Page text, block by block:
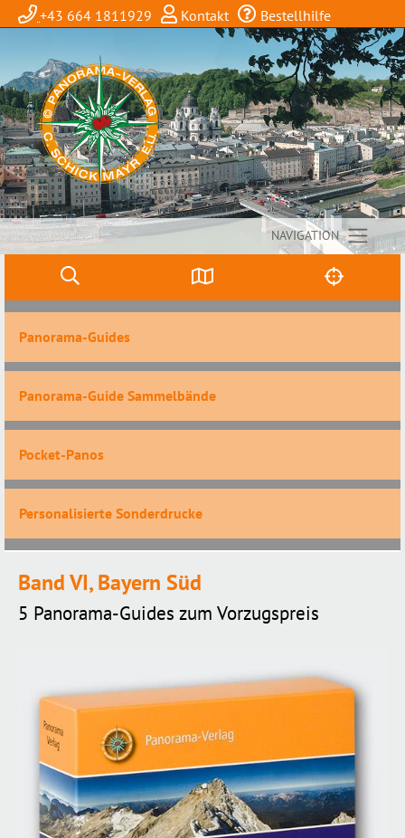
+43 664 1811929 Kontakt Bestellhilfe
NAVIGATION
Panorama-Guides
Panorama-Guide Sammelbände
Pocket-Panos
Personalisierte Sonderdrucke
Band VI, Bayern Süd
5 Panorama-Guides zum Vorzugspreis